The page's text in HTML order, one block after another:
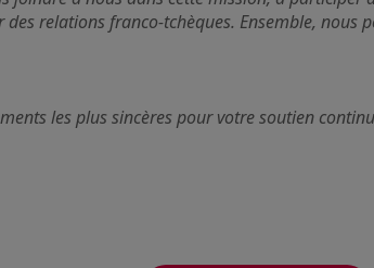
des relations franco-tchèques. Ensemble, nous
les plus sincères pour votre soutien